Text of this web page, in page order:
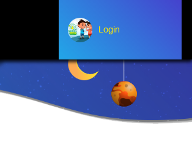
Login
Login